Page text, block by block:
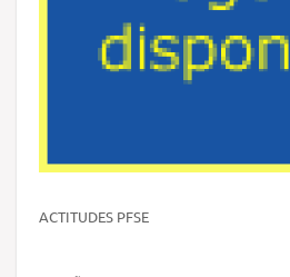
ACTITUDES PFSE